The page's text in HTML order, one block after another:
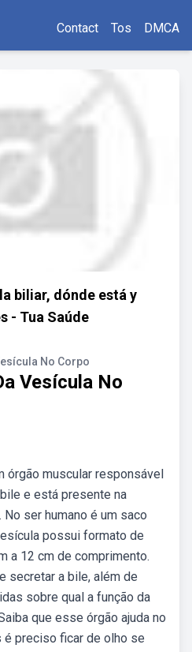
Contact Tos DMCA
biliar, dónde está y
- Tua Saúde
No Corpo
Vesícula No
órgão muscular responsável
e está presente na
ser humano é um saco
possui formato de
a 12 cm de comprimento.
secretar a bile, além de
sobre qual a função da
que esse órgão ajuda no
preciso ficar de olho se